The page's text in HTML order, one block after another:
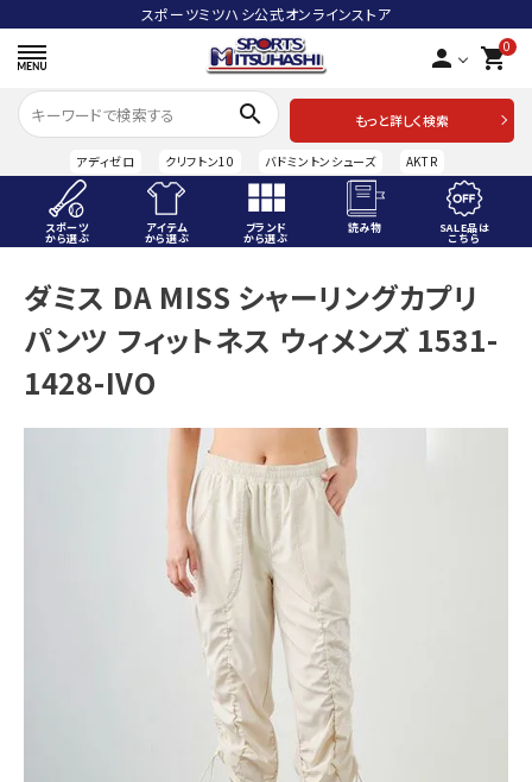
スポーツミツハシ公式オンラインストア
person 0
shopping_cart
search
もっと詳しく検索
アディゼロ クリフトン10 バドミントンシューズ AKTR
スポーツ
から選ぶ
アイテム
から選ぶ
ブランド
から選ぶ
読み物 SALE品は
こちら
ACCOUNT MENU
ようこそ ゲスト 様
meeting_room ログイン
スポーツから選ぶ
ダミス DA MISS シャーリングカプリ
パンツ フィットネス ウィメンズ 1531-
1428-IVO